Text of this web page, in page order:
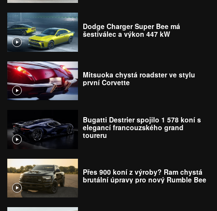
Dodge Charger Super Bee má
šestiválec a výkon 447 kW
Mitsuoka chystá roadster ve stylu
první Corvette
Bugatti Destrier spojilo 1 578 koní s
elegancí francouzského grand
toureru
Přes 900 koní z výroby? Ram chystá
brutální úpravy pro nový Rumble Bee